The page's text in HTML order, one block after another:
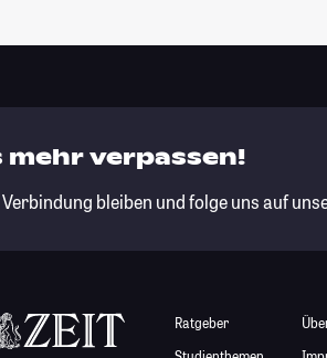
mehr verpassen!
bleiben und folge uns auf
Ratgeber